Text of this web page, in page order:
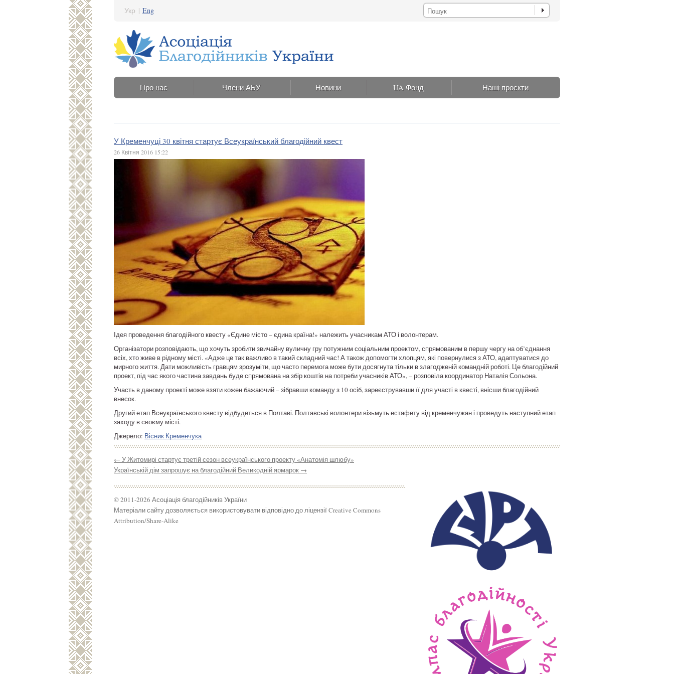
Укр | Eng
Про нас Члени АБУ Новини UA Фонд Наші проєкти
У Кременчуці 30 квітня стартує Всеукраїнський благодійний квест
26 Квітня 2016 15:22
Ідея проведення благодійного квесту «Єдине місто – єдина країна!» належить учасникам АТО і волонтерам.
Організатори розповідають, що хочуть зробити звичайну вуличну гру потужним соціальним проектом, спрямованим в першу чергу на об’єднання
всіх, хто живе в рідному місті. «Адже це так важливо в такий складний час! А також допомогти хлопцям, які повернулися з АТО, адаптуватися до
мирного життя. Дати можливість гравцям зрозуміти, що часто перемога може бути досягнута тільки в злагодженій командній роботі. Це благодійний
проект, під час якого частина завдань буде спрямована на збір коштів на потреби учасників АТО», – розповіла координатор Наталія Сольона.
Участь в даному проекті може взяти кожен бажаючий – зібравши команду з 10 осіб, зареєструвавши її для участі в квесті, внісши благодійний
внесок.
Другий етап Всеукраїнського квесту відбудеться в Полтаві. Полтавські волонтери візьмуть естафету від кременчужан і проведуть наступний етап
заходу в своєму місті.
Джерело: Вісник Кременчука
← У Житомирі стартує третій сезон всеукраїнського проекту «Анатомія шлюбу»
Українській дім запрошує на благодійний Великодній ярмарок →
© 2011-2026 Асоціація благодійників України
Матеріали сайту дозволяється використовувати відповідно до ліцензії Creative Commons
Attribution/Share-Alike